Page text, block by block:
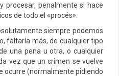
procesar, penalmente si hace
de todo el «procés».
siempre podemos
faltaría más, de cualquier tipo
una pena u otra, o cualquier
vez que un crimen se vuelve
ocurre (normalmente pidiendo